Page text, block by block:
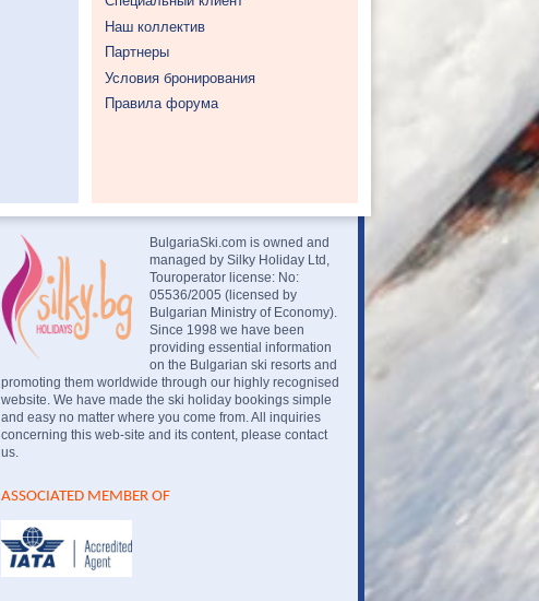
Наш коллектив
Партнеры
Условия бронирования
Правила форума
BulgariaSki.com is owned and
managed by Silky Holiday Ltd,
Touroperator license: No:
05536/2005 (licensed by
Bulgarian Ministry of Economy).
Since 1998 we have been
providing essential information
on the Bulgarian ski resorts and
promoting them worldwide through our highly recognised
website. We have made the ski holiday bookings simple
and easy no matter where you come from. All inquiries
concerning this web-site and its content, please contact
us.
ASSOCIATED MEMBER OF